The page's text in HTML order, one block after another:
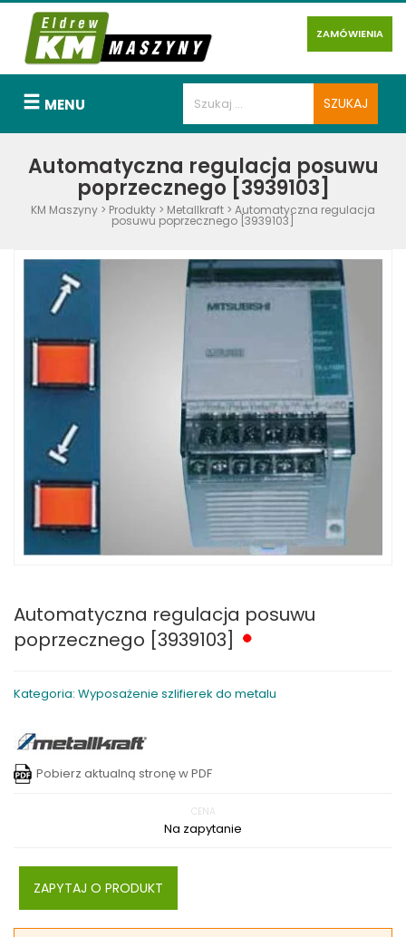
ZAMÓWIENIA
MENU
Automatyczna regulacja posuwu
poprzecznego [3939103]
KM Maszyny > Produkty > Metallkraft > Automatyczna regulacja
posuwu poprzecznego [3939103]
Automatyczna regulacja posuwu
poprzecznego [3939103]
Kategoria: Wyposażenie szlifierek do metalu
Pobierz aktualną stronę w PDF
CENA
Na zapytanie
ZAPYTAJ O PRODUKT